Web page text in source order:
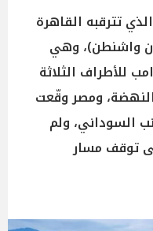
تترقبه القاهرة
واشنطن)، وهي
للأطراف الثلاثة
ومصر وقّعت
السوداني، ولم
توقف مسار